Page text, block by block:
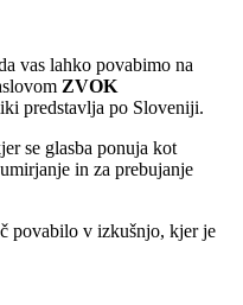
vas lahko povabimo na
ZVOK
predstavlja po Sloveniji.
se glasba ponuja kot
in za prebujanje
povabilo v izkušnjo, kjer je